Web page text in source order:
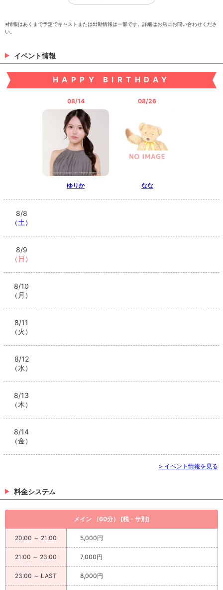
※情報はあくまで予定でキャストまたは出勤情報は一部です。詳細はお店にお問い合わせくださ
い。
イベント情報
HAPPY BIRTHDAY
08/14
ゆりか
08/26
なな
8/8
（土）
8/9
（日）
8/10
（月）
8/11
（火）
8/12
（水）
8/13
（木）
8/14
（金）
> イベント情報を見る
料金システム
メイン （60分） [税・サ別]
20:00 ～ 21:00 5,000円
21:00 ～ 23:00 7,000円
23:00 ～ LAST 8,000円